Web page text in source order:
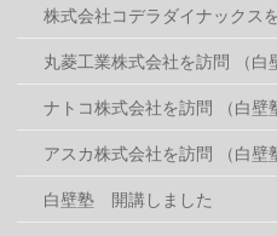
株式会社コデラダイナックス
丸菱工業株式会社を訪問 （白
ナトコ株式会社を訪問 （白壁
アスカ株式会社を訪問 （白壁
白壁塾 開講しました